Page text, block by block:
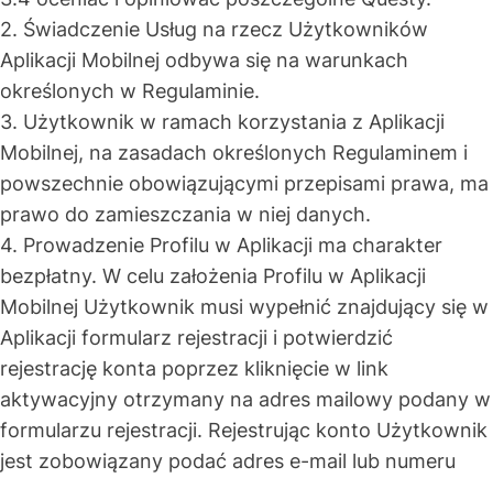
2. Świadczenie Usług na rzecz Użytkowników
Aplikacji Mobilnej odbywa się na warunkach
określonych w Regulaminie.
3. Użytkownik w ramach korzystania z Aplikacji
Mobilnej, na zasadach określonych Regulaminem i
powszechnie obowiązującymi przepisami prawa, ma
prawo do zamieszczania w niej danych.
4. Prowadzenie Profilu w Aplikacji ma charakter
bezpłatny. W celu założenia Profilu w Aplikacji
Mobilnej Użytkownik musi wypełnić znajdujący się w
Aplikacji formularz rejestracji i potwierdzić
rejestrację konta poprzez kliknięcie w link
aktywacyjny otrzymany na adres mailowy podany w
formularzu rejestracji. Rejestrując konto Użytkownik
jest zobowiązany podać adres e-mail lub numeru